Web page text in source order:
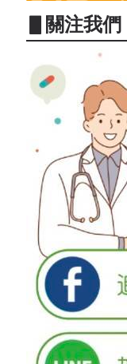
▋關注我們